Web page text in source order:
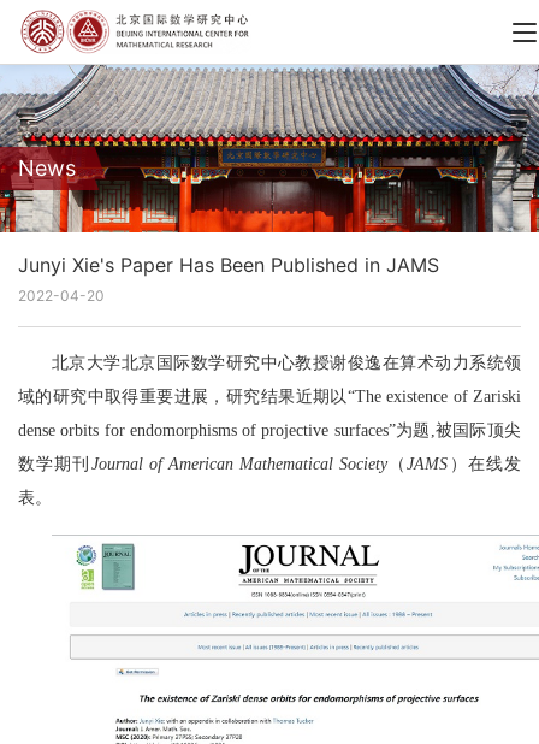
News
Junyi Xie's Paper Has Been Published in JAMS
2022-04-20
北京大学北京国际数学研究中心教授谢俊逸在算术动力系统领
域的研究中取得重要进展，研究结果近期 以“The existence of Zariski
dense orbits for endomorphisms of projective surfaces”为题,被国际顶尖
数学期刊 Journal of American Mathematical Society（JAMS ）在线发
表。